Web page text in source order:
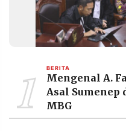
1 BERITA
Mengenal A.
Asal Sumenep
MBG